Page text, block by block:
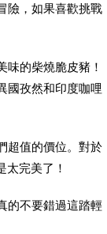
險，如果喜歡挑戰
味的柴燒脆皮豬！
國孜然和印度咖哩
超值的價位。對於
完美了！
的不要錯過這踏輕